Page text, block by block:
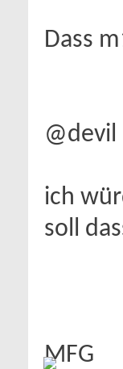
Dass
@devil
ich
soll
MFG